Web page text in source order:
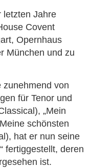
letzten Jahre
Covent
Opernhaus
München und zu
zunehmend von
für Tenor und
„Mein
schönsten
hat er nun seine
fertiggestellt, deren
ist.